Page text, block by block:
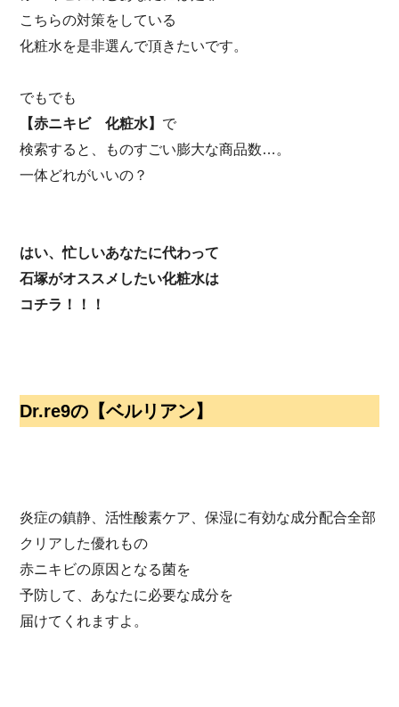
こちらの対策をしている
化粧水を是非選んで頂きたいです。
でもでも
【赤ニキビ 化粧水】 で
検索すると、ものすごい膨大な商品数…。
一体どれがいいの？
はい、忙しいあなたに代わって
石塚がオススメしたい化粧水は
コチラ！！！
Dr.re9の【ベルリアン】
炎症の鎮静、活性酸素ケア、保湿に有効な成分配合全部
クリアした優れもの
赤ニキビの原因となる菌を
予防して、あなたに必要な成分を
届けてくれますよ。